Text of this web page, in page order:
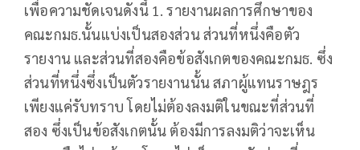
เพื่อความชัดเจนดังนี้ 1. รายงานผลการศึกษาของ
คณะกมธ.นั้นแบ่งเป็นสองส่วน ส่วนที่หนึ่งคือตัว
รายงาน และส่วนที่สองคือข้อสังเกตของคณะกมธ. ซึ่ง
ส่วนที่หนึ่งซึ่งเป็นตัวรายงานนั้น สภาผู้แทนราษฎร
เพียงแค่รับทราบ โดยไม่ต้องลงมติในขณะที่ส่วนที่
สอง ซึ่งเป็นข้อสังเกตนั้น ต้องมีการลงมติว่าจะเห็น